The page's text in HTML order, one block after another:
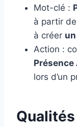
Mot-clé :
à partir
à créer
Action :
lors d’un